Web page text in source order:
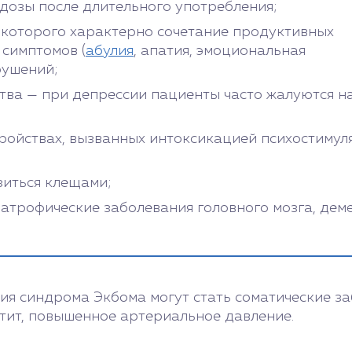
после длительного употребления;
характерно сочетание продуктивных
(абулия, апатия, эмоциональная
— при депрессии пациенты часто жалуются
вызванных интоксикацией
клещами;
заболевания головного мозга,
синдрома Экбома могут стать соматические
повышенное артериальное давление.